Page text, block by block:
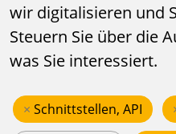
wir digitalisieren und
Steuern Sie über die
was Sie interessiert.
× Schnittstellen, API